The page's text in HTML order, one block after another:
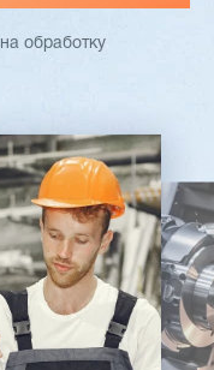
на обработку